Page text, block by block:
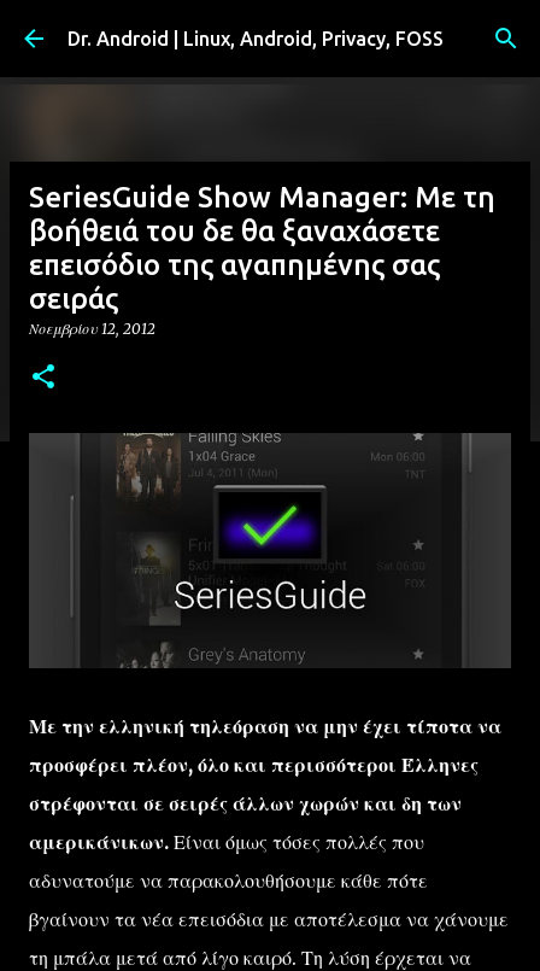
Μετάβαση στο κύριο περιεχόμενο
Dr. Android | Linux, Android, Privacy, FOSS
SeriesGuide Show Manager: Με τη
βοήθειά του δε θα ξαναχάσετε
επεισόδιο της αγαπημένης σας
σειράς
Νοεμβρίου 12, 2012
Με την ελληνική τηλεόραση να μην έχει τίποτα να
προσφέρει πλέον, όλο και περισσότεροι Έλληνες
στρέφονται σε σειρές άλλων χωρών και δη των
αμερικάνικων. Είναι όμως τόσες πολλές που
αδυνατούμε να παρακολουθήσουμε κάθε πότε
βγαίνουν τα νέα επεισόδια με αποτέλεσμα να χάνουμε
τη μπάλα μετά από λίγο καιρό. Τη λύση έρχεται να